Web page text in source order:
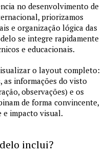
no desenvolvimento de
priorizamos
e organização lógica das
se integre rapidamente
e educacionais.
o layout completo:
as informações do visto
observações) e os
de forma convincente,
e impacto visual.
inclui?